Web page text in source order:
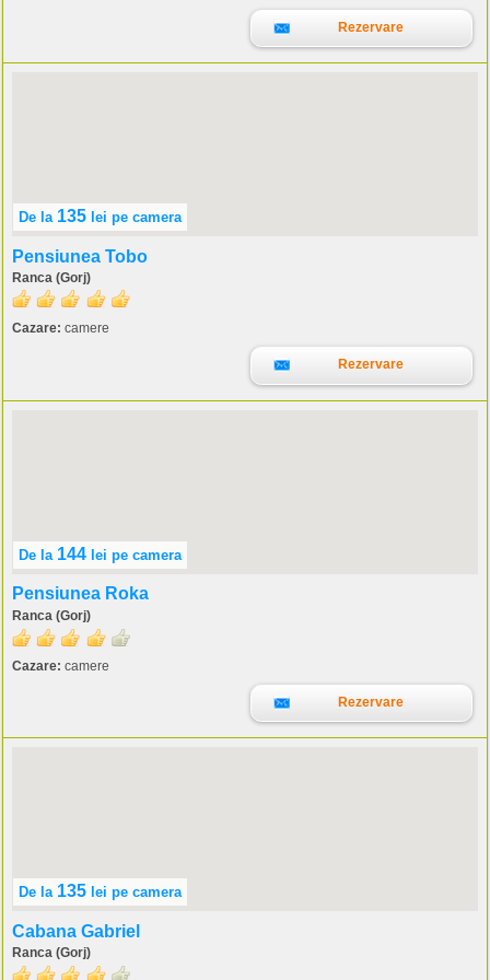
Rezervare
De la 135 lei pe camera
Pensiunea Tobo
Ranca (Gorj)
Cazare: camere
Rezervare
De la 144 lei pe camera
Pensiunea Roka
Ranca (Gorj)
Cazare: camere
Rezervare
De la 135 lei pe camera
Cabana Gabriel
Ranca (Gorj)